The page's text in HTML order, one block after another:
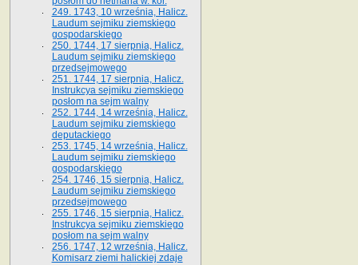
249. 1743, 10 września, Halicz.
Laudum sejmiku ziemskiego
gospodarskiego
250. 1744, 17 sierpnia, Halicz.
Laudum sejmiku ziemskiego
przedsejmowego
251. 1744, 17 sierpnia, Halicz.
Instrukcya sejmiku ziemskiego
posłom na sejm walny
252. 1744, 14 września, Halicz.
Laudum sejmiku ziemskiego
deputackiego
253. 1745, 14 września, Halicz.
Laudum sejmiku ziemskiego
gospodarskiego
254. 1746, 15 sierpnia, Halicz.
Laudum sejmiku ziemskiego
przedsejmowego
255. 1746, 15 sierpnia, Halicz.
Instrukcya sejmiku ziemskiego
posłom na sejm walny
256. 1747, 12 września, Halicz.
Komisarz ziemi halickiej zdaje